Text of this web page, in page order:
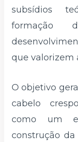
subsídios
formação
que valorizem
O objetivo
cabelo
como um
construção